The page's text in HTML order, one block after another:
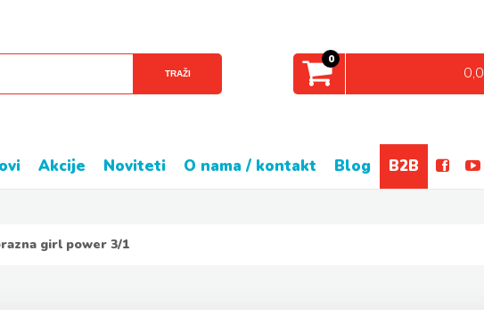
TRAŽI
0
akcije noviteti o nama / kontakt blog B2B
girl power 3/1